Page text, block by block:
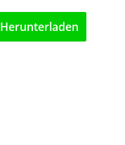
Herunterladen